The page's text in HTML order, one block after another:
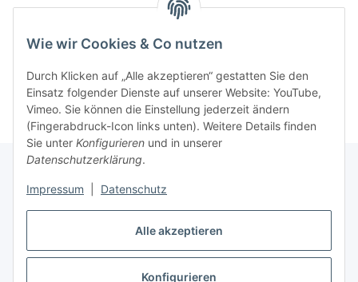
Alle akzeptieren
Konfigurieren
Wie wir Cookies & Co nutzen
Durch Klicken auf „Alle akzeptieren“ gestatten Sie den
Einsatz folgender Dienste auf unserer Website: YouTube,
Vimeo. Sie können die Einstellung jederzeit ändern
(Fingerabdruck-Icon links unten). Weitere Details finden
Sie unter Konfigurieren und in unserer
Datenschutzerklärung.
Impressum Datenschutz
Gesetzliche Informationen